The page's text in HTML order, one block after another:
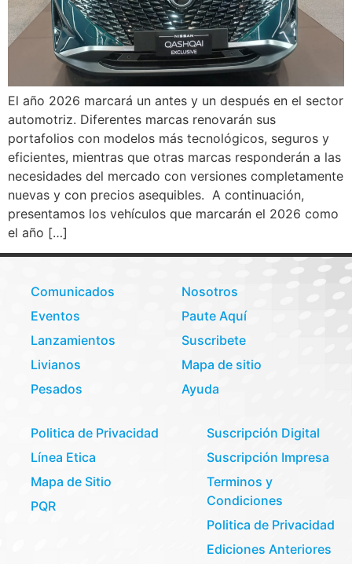
El año 2026 marcará un antes y un después en el sector
automotriz. Diferentes marcas renovarán sus
portafolios con modelos más tecnológicos, seguros y
eficientes, mientras que otras marcas responderán a las
necesidades del mercado con versiones completamente
nuevas y con precios asequibles. A continuación,
presentamos los vehículos que marcarán el 2026 como
el año […]
Comunicados
Eventos
Lanzamientos
Livianos
Pesados
Nosotros
Paute Aquí
Suscribete
Mapa de sitio
Ayuda
Politica de Privacidad
Línea Etica
Mapa de Sitio
PQR
Suscripción Digital
Suscripción Impresa
Terminos y
Condiciones
Politica de Privacidad
Ediciones Anteriores